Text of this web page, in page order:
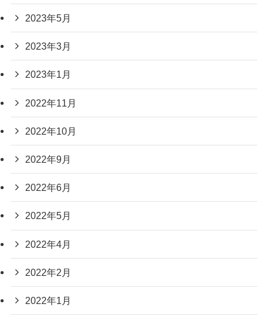
2023年5月
2023年3月
2023年1月
2022年11月
2022年10月
2022年9月
2022年6月
2022年5月
2022年4月
2022年2月
2022年1月